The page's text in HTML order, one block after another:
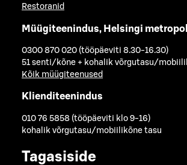
Restoranid
Müügiteenindus, Helsingi
0300 870 020 (tööpäeviti 8.30-16.30)
51 senti/kõne + kohalik võrgutasu/
Kõik müügiteenused
Klienditeenindus
010 76 5858 (tööpäeviti klo 9-16)
kohalik võrgutasu/mobiilikõne tasu
Tagasiside